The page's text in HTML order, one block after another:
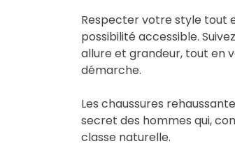
Respecter votre style tout
possibilité accessible.
allure et grandeur, tout en
démarche.
Les chaussures
secret des hommes qui,
classe naturelle.